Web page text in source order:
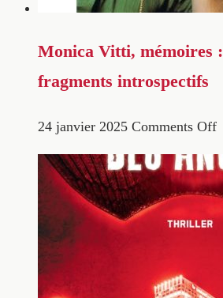
Monica Vitti, mémoires :
fragments introspectifs
24 janvier 2025 Comments Off